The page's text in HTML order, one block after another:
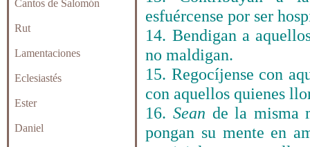
Cantos de Salomón
Rut
Lamentaciones
Eclesiastés
Ester
Daniel
esfuércense por ser
14. Bendigan a
no maldigan.
15. Regocíjense con
con aquellos quienes
16. Sean de la misma
pongan su mente en